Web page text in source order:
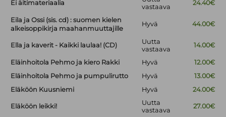
Ei äitimateriaalia
vastaava
24.40€
Eila ja Ossi (sis. cd) : suomen kielen
alkeisoppikirja maahanmuuttajille
Hyvä 44.00€
Ella ja kaverit - Kaikki laulaa! (CD)
Uutta
vastaava
14.00€
Eläinhoitola Pehmo ja kiero Rakki Hyvä
12.00€
Eläinhoitola Pehmo ja pumpulirutto
Hyvä
13.00€
Eläköön Kuusniemi
Hyvä 24.00€
Eläköön leikki!
Uutta
vastaava
27.00€